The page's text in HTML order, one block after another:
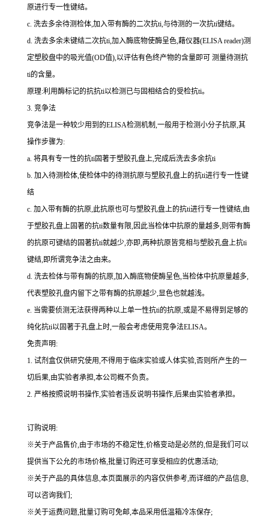
原进行专一性键结。
c. 洗去多余待测检体,加入带有酶的二次抗ti,与待测的一次抗ti键结。
d. 洗去多余未键结二次抗ti,加入酶底物使酶呈色,藉仪器(ELISA reader)测
定塑胶盘中的吸光值(OD值),以评估有色终产物的含量即可 测量待测抗
ti的含量。
原理:利用酶标记的抗抗ti以检测已与固相结合的受检抗ti。
3. 竞争法
竞争法是一种较少用到的ELISA检测机制,一般用于检测小分子抗原,其
操作步骤为:
a. 将具有专一性的抗ti固著于塑胶孔盘上,完成后洗去多余抗ti
b. 加入待测检体,使检体中的待测抗原与塑胶孔盘上的抗ti进行专一性键
结
c. 加入带有酶的抗原,此抗原也可与塑胶孔盘上的抗ti进行专一性键结,由
于塑胶孔盘上固著的抗ti数量有限,因此当检体中抗原的量越多,则带有酶
的抗原可键结的固著抗ti就越少,亦即,两种抗原皆竞相与塑胶孔盘上抗ti
键结,即所谓竞争法之由来。
d. 洗去检体与带有酶的抗原,加入酶底物使酶呈色,当检体中抗原量越多,
代表塑胶孔盘内留下之带有酶的抗原越少,显色也就越浅。
e. 当需要侦测无法获得两种以上单一性抗ti的抗原,或是不易得到足够的
纯化抗ti以固著于孔盘上时,一般会考虑使用竞争法ELISA。
免责声明:
1. 试剂盒仅供研究使用,不得用于临床实验或人体实验,否则所产生的一
切后果,由实验者承担,本公司概不负责。
2. 严格按照说明书操作,实验者违反说明书操作,后果由实验者承担。
订购说明:
※关于产品售价,由于市场的不稳定性,价格变动是必然的,但是我们可以
提供当下公允的市场价格,批量订购还可享受相应的优惠活动;
※关于产品的具体信息,本页面展示的内容仅供参考,而详细的产品信息,
可以咨询我们;
※关于运费问题,批量订购可免邮,本品采用低温箱冷冻保存;